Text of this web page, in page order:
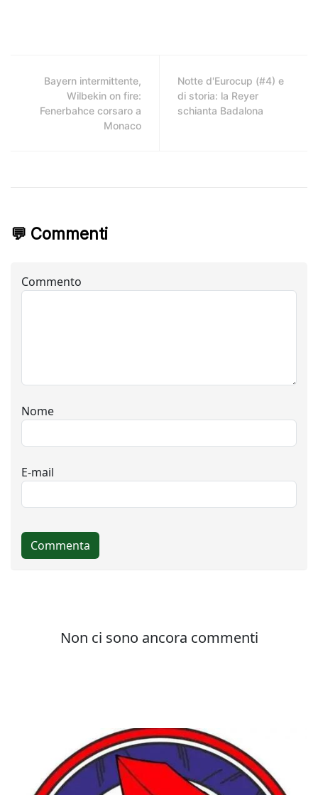
Bayern intermittente,
Wilbekin on fire:
Fenerbahce corsaro a
Monaco
Notte d'Eurocup (#4) e
di storia: la Reyer
schianta Badalona
💬 Commenti